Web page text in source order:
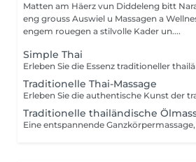
Matten am Häerz vun Diddeleng bitt
eng grouss Auswiel u Massagen a
engem rouegen a stilvolle Kader un....
Simple Thai
Traditionelle Thai-Massage
Traditionelle thailändische